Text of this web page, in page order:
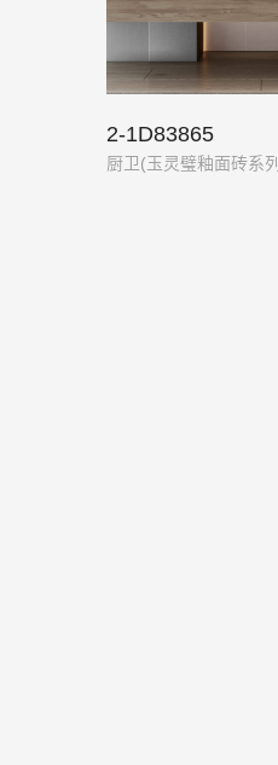
2-1D83865
厨卫(玉灵璧釉面砖系